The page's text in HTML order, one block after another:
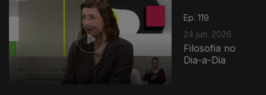
Ep. 119
24 jun. 2026
Filosofia no
Dia-a-Dia